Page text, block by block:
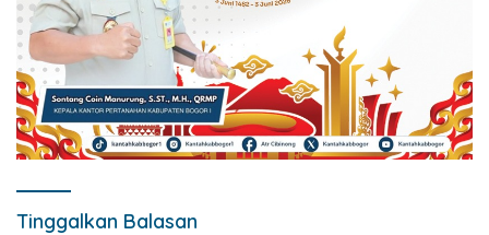
Tinggalkan Balasan